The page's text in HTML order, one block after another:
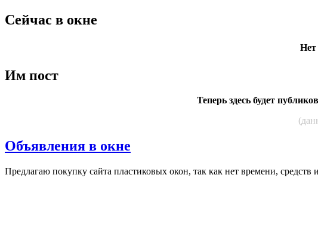
Сейчас в окне
Нет
Им пост
Теперь здесь будет
Объявления в окне
Пред­ла­гаю по­куп­ку сай­та плас­ти­ковых окон, так как нет вре­мени, средств